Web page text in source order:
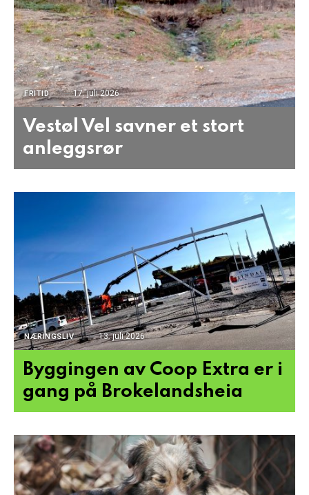
FRITID 17. juli 2026
Vestøl Vel savner et stort
anleggsrør
NÆRINGSLIV 13. juli 2026
Byggingen av Coop Extra er i
gang på Brokelandsheia